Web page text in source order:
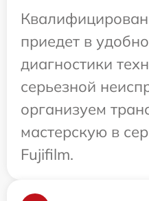
приедет в
диагностики
серьезной
организуем
мастерскую в
Fujifilm.